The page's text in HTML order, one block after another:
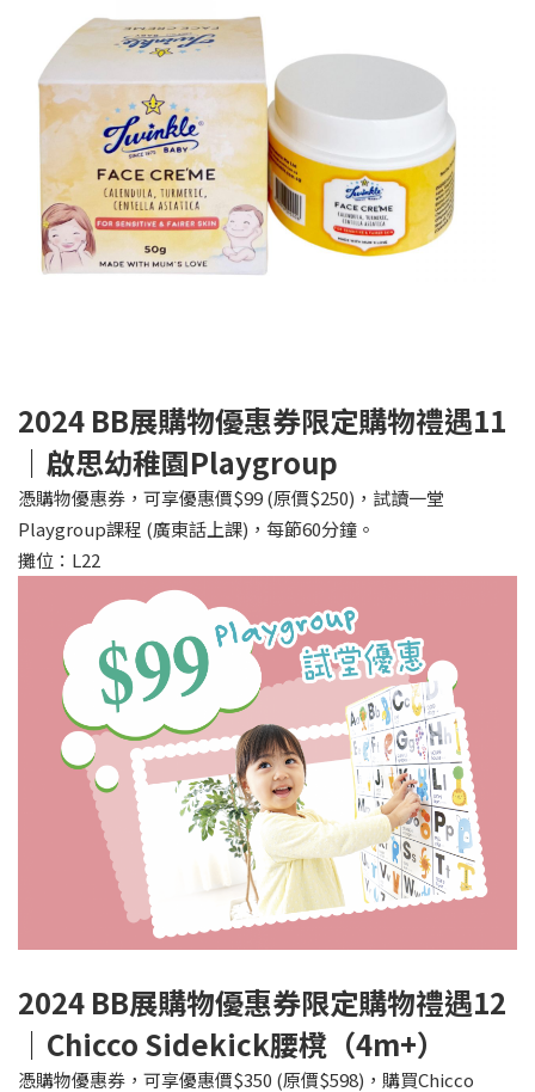
2024 BB展購物優惠券限定購物禮遇11
｜啟思幼稚園Playgroup
憑購物優惠券，可享優惠價$99 (原價$250)，試讀一堂
Playgroup課程 (廣東話上課)，每節60分鐘。
攤位：L22
2024 BB展購物優惠券限定購物禮遇12
｜Chicco Sidekick腰櫈（4m+）
憑購物優惠券，可享優惠價$350 (原價$598)，購買Chicco